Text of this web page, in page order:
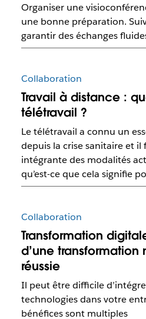
Organiser une
une bonne préparation.
garantir des échanges
Collaboration
Travail à distance :
télétravail ?
Le télétravail a connu un
depuis la crise sanitaire et
intégrante des modalités
qu’est-ce que cela signifie
Collaboration
Transformation
d’une transformation
réussie
Il peut être difficile
technologies dans votre
bénéfices sont multiples